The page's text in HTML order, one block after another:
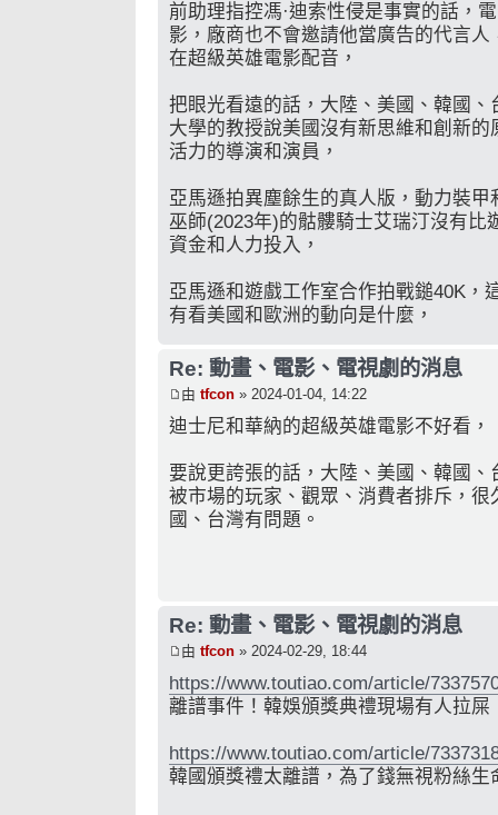
前助理指控馮·迪索性侵是事實的話，
影，廠商也不會邀請他當廣告的代言
在超級英雄電影配音，
把眼光看遠的話，大陸、美國、韓國
大學的教授說美國沒有新思維和創新
活力的導演和演員，
亞馬遜拍異塵餘生的真人版，動力裝
巫師(2023年)的骷髏騎士艾瑞汀沒有比
資金和人力投入，
亞馬遜和遊戲工作室合作拍戰鎚40K，
有看美國和歐洲的動向是什麼，
Re: 動畫、電影、電視劇的消息
由 tfcon » 2024-01-04, 14:22
迪士尼和華納的超級英雄電影不好看，
要說更誇張的話，大陸、美國、韓國
被市場的玩家、觀眾、消費者排斥，
國、台灣有問題。
Re: 動畫、電影、電視劇的消息
由 tfcon » 2024-02-29, 18:44
https://www.toutiao.com/article/
離譜事件！韓娛頒獎典禮現場有人拉屎
https://www.toutiao.com/article/
韓國頒獎禮太離譜，為了錢無視粉絲生